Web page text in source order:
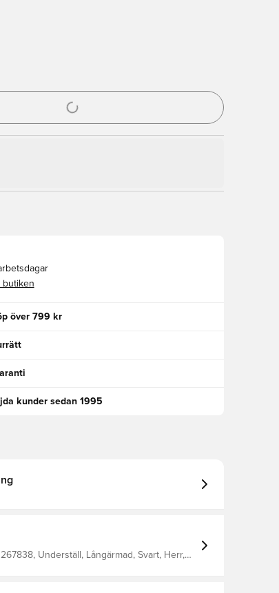
att logga in eller registrera dig som medlem
butiken
över 799 kr
kunder sedan 1995
267838, Underställ, Långärmad, Svart, Herr,